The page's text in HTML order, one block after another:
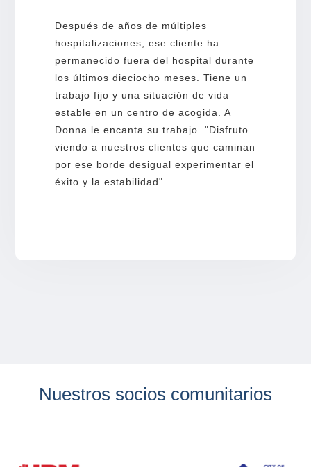
Después de años de múltiples
hospitalizaciones, ese cliente ha
permanecido fuera del hospital durante
los últimos dieciocho meses. Tiene un
trabajo fijo y una situación de vida
estable en un centro de acogida. A
Donna le encanta su trabajo. "Disfruto
viendo a nuestros clientes que caminan
por ese borde desigual experimentar el
éxito y la estabilidad".
Nuestros socios comunitarios